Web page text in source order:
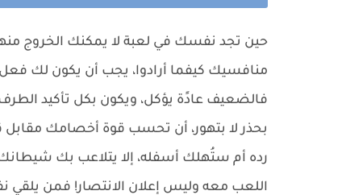
حين تجد نفسك في لعبة لا يمكنك الخروج
منافسيك كيفما أرادوا، يجب أن يكون لك
فالضعيف عادًة يؤكل، ويكون بكل تأكيد
بحذر لا بتهور، أن تحسب قوة أخصامك
رده أم ستُهلك أسفله، إلا يتلاعب بك
اللعب معه وليس إعلان الانتصار! فمن يلقي